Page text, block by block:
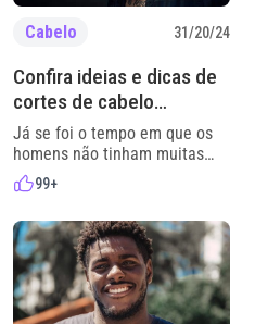
Cabelo 31/20/24
Confira ideias e dicas de
cortes de cabelo
masculino
Já se foi o tempo em que os
homens não tinham muitas
opções de como estilizar os
cabelos. Hoje, existe uma
infinidade de cortes de cabelo
masculino que atendem todos
os tipos de fios e
personalidades. Mas aí
começam as dúvidas: com
tantas opções de cortes
99+